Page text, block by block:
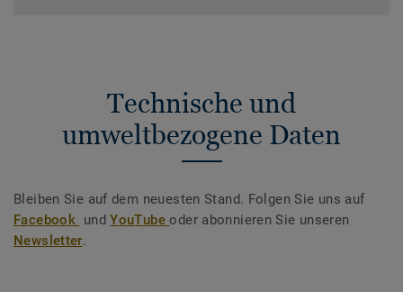
Technische und
umweltbezogene Daten
Bleiben Sie auf dem neuesten Stand. Folgen Sie uns auf
Facebook undYouTubeoder abonnieren Sie unseren
Newsletter.